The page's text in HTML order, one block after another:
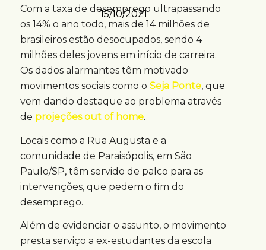
15/10/2021
Com a taxa de desemprego ultrapassando
os 14% o ano todo, mais de 14 milhões de
brasileiros estão desocupados, sendo 4
milhões deles jovens em início de carreira.
Os dados alarmantes têm motivado
movimentos sociais como o Seja Ponte, que
vem dando destaque ao problema através
de projeções out of home.
Locais como a Rua Augusta e a
comunidade de Paraisópolis, em São
Paulo/SP, têm servido de palco para as
intervenções, que pedem o fim do
desemprego.
Além de evidenciar o assunto, o movimento
presta serviço a ex-estudantes da escola